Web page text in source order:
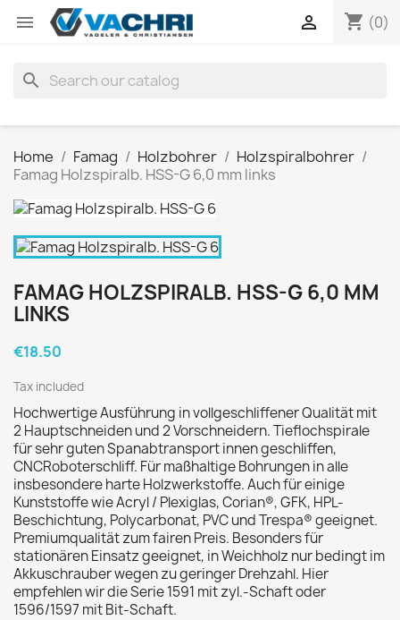
 shopping_cart (0)

search
Home Famag Holzbohrer
Holzspiralbohrer
Famag Holzspiralb. HSS-G 6,0 mm links
FAMAG HOLZSPIRALB. HSS-G 6,0 MM
LINKS
€18.50
Tax included
Hochwertige Ausführung in vollgeschliffener Qualität mit
2 Hauptschneiden und 2 Vorschneidern. Tieflochspirale
für sehr guten Spanabtransport innen geschliffen,
CNCRoboterschliff. Für maßhaltige Bohrungen in alle
insbesondere harte Holzwerkstoffe. Auch für einige
Kunststoffe wie Acryl / Plexiglas, Corian®, GFK, HPL-
Beschichtung, Polycarbonat, PVC und Trespa® geeignet.
Premiumqualität zum fairen Preis. Besonders für
stationären Einsatz geeignet, in Weichholz nur bedingt im
Akkuschrauber wegen zu geringer Drehzahl. Hier
empfehlen wir die Serie 1591 mit zyl.-Schaft oder
1596/1597 mit Bit-Schaft.